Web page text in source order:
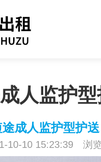
人监护
成人监护型护送
10-10 15:23:39 浏